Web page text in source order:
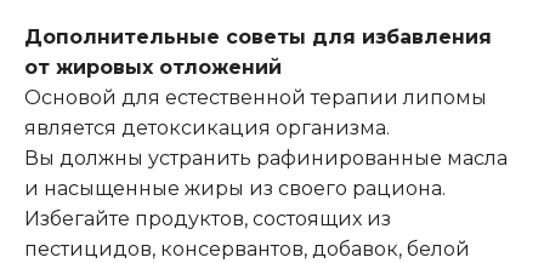
Дополнительные советы для избавления
от жировых отложений
Основой для естественной терапии липомы
является детоксикация организма.
Вы должны устранить рафинированные масла
и насыщенные жиры из своего рациона.
Избегайте продуктов, состоящих из
пестицидов, консервантов, добавок, белой